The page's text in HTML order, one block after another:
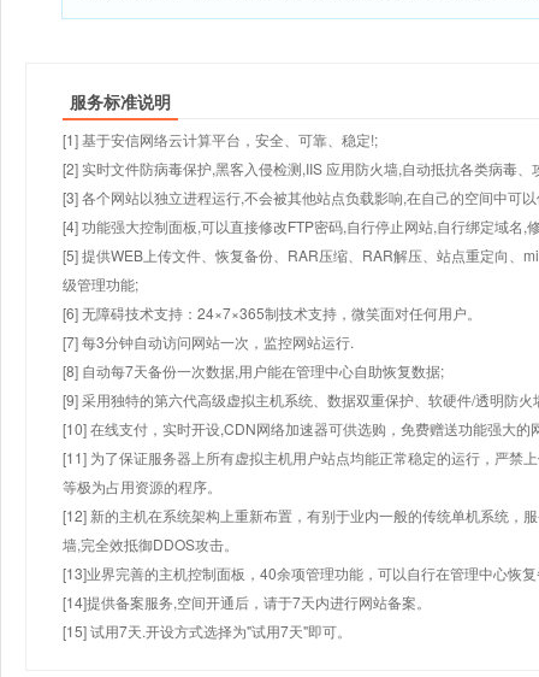
服务标准说明
[1] 基于安信网络云计算平台，安全、可靠、稳定!;
[2] 实时文件防病毒保护,黑客入侵检测,IIS 应用防火墙,自动抵抗各类病毒、
[3] 各个网站以独立进程运行,不会被其他站点负载影响,在自己的空间中可
[4] 功能强大控制面板,可以直接修改FTP密码,自行停止网站,自行绑定域名,
[5] 提供WEB上传文件、恢复备份、RAR压缩、RAR解压、站点重定向、
级管理功能;
[6] 无障碍技术支持：24×7×365制技术支持，微笑面对任何用户。
[7] 每3分钟自动访问网站一次，监控网站运行.
[8] 自动每7天备份一次数据,用户能在管理中心自助恢复数据;
[9] 采用独特的第六代高级虚拟主机系统、数据双重保护、软硬件/透明防火
[10] 在线支付，实时开设,CDN网络加速器可供选购，免费赠送功能强大
[11] 为了保证服务器上所有虚拟主机用户站点均能正常稳定的运行，严禁
等极为占用资源的程序。
[12] 新的主机在系统架构上重新布置，有别于业内一般的传统单机系统，
墙,完全效抵御DDOS攻击。
[13]业界完善的主机控制面板，40余项管理功能，可以自行在管理中心恢
[14]提供备案服务,空间开通后，请于7天内进行网站备案。
[15] 试用7天.开设方式选择为"试用7天"即可。